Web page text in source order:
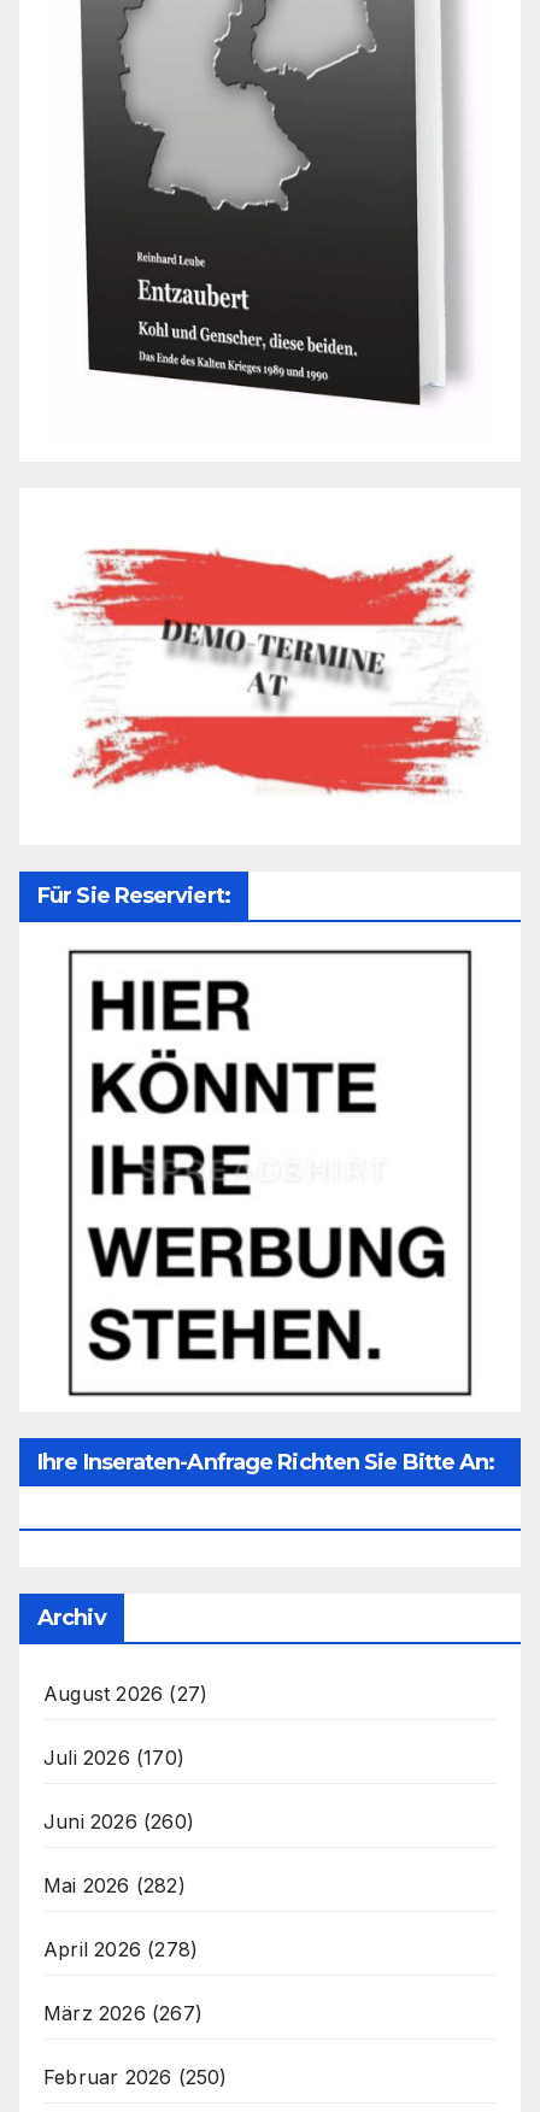
Für Sie Reserviert:
Ihre Inseraten-Anfrage Richten Sie Bitte An:
Archiv
August 2026 (27)
Juli 2026 (170)
Juni 2026 (260)
Mai 2026 (282)
April 2026 (278)
März 2026 (267)
Februar 2026 (250)